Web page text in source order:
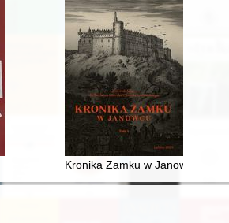
Kronika Zamku w Janowcu. T. 1